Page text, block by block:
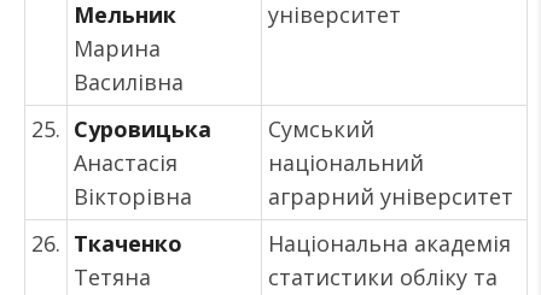
Мельник
Марина
Василівна
університет
25. Суровицька
Анастасія
Вікторівна
Сумський
національний
аграрний університет
26. Ткаченко
Тетяна
Національна академія
статистики обліку та